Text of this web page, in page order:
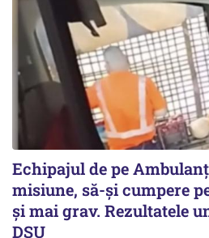
Echipajul de pe
misiune, să-și cumpere
și mai grav. Rezultatele
DSU